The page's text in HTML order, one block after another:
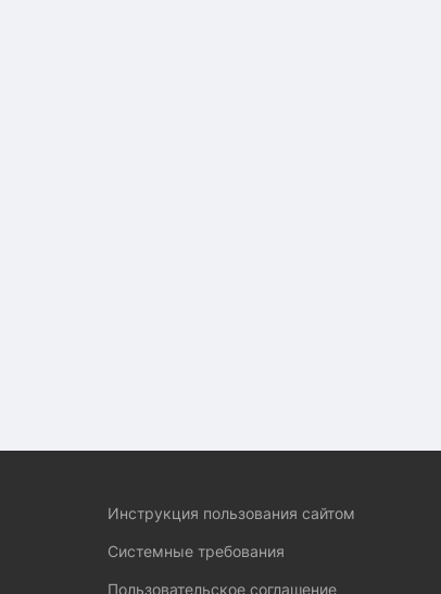
Инструкция пользования сайтом
Системные требования
Пользовательское соглашение